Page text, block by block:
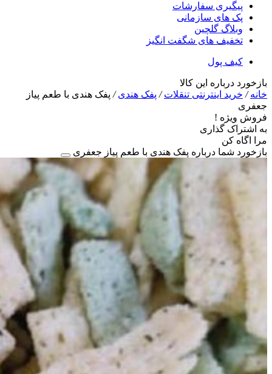
پیگیری سفارشات
پک های سازمانی
وبلاگ گلچین
تخفیف های شگفت انگیز
کیف پول
بازخورد درباره این کالا
خانه/ خرید اینترنتی تنقلات/ پفک هندی/ پفک هندی با طعم پیاز
جعفری
فروش ویژه !
به اشتراک گذاری
مرا اگاه کن
بازخورد شما درباره پفک هندی با طعم پیاز جعفری